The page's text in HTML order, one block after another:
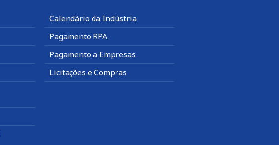
Calendário da Indústria
Pagamento RPA
Pagamento a Empresas
Licitações e Compras